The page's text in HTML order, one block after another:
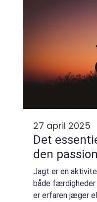
27 april 2025
Det
den
Jagt er en
både færdigheder
er erfaren jæger